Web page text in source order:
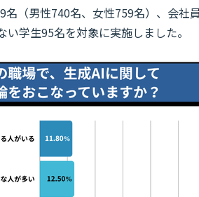
（男性740名、女性759名）、会社
学生95名を対象に実施しました。